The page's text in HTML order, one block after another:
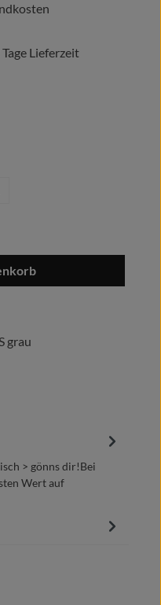
Lieferzeit
gewünschten
grau
> gönns dir!Bei
Wert auf